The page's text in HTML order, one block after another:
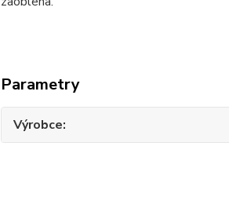
Parametry
Výrobce